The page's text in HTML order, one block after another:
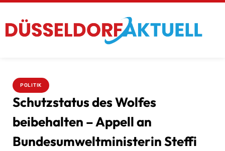
POLITIK
Schutzstatus des Wolfes
beibehalten – Appell an
Bundesumweltministerin Steffi